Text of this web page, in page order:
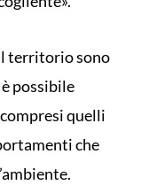
territorio sono
possibile
quelli
che